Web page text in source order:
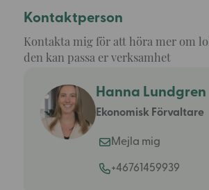
Kontaktperson
Kontakta mig för att höra mer om
den kan passa er verksamhet
Hanna Lundgren
Ekonomisk Förvaltare
Mejla mig
+46761459939